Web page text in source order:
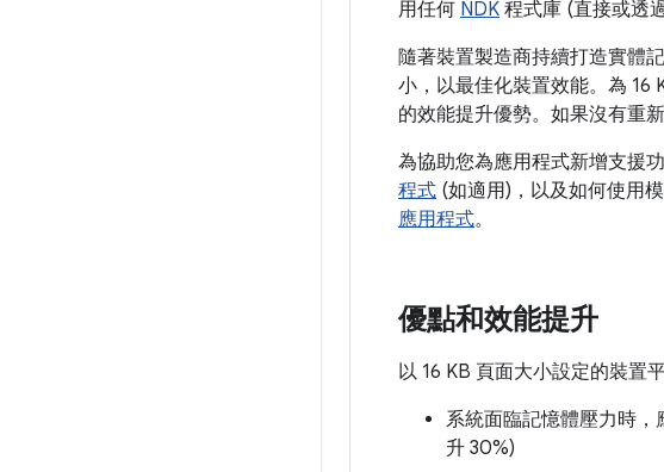
用任何 NDK 程式庫 (直接或透
隨著裝置製造商持續打造實體
小，以最佳化裝置效能。為 16
的效能提升優勢。如果沒有重
為協助您為應用程式新增支援
程式 (如適用)，以及如何使用
應用程式。
優點和效能提升
以 16 KB 頁面大小設定的裝置
系統面臨記憶體壓力時，
升 30%)